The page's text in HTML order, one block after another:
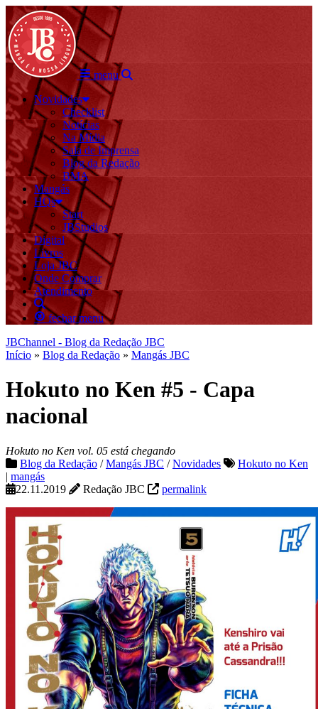
menu
Novidades
Checklist
Notícias
Na Mídia
Sala de Imprensa
Blog da Redação
BMA
Mangás
HQs
Start
JBStudios
Digital
Livros
Loja JBC
Onde Comprar
Atendimento
fechar menu
JBChannel - Blog da Redação JBC
Início » Blog da Redação » Mangás JBC
Hokuto no Ken #5 - Capa
nacional
Hokuto no Ken vol. 05 está chegando
Blog da Redação /Mangás JBC /Novidades
Hokuto no Ken
| mangás
22.11.2019
Redação JBC permalink